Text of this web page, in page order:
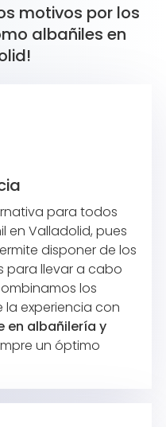
motivos por los
albañiles en
para todos
en Valladolid, pues
disponer de los
para llevar a cabo
los
experiencia con
en albañilería y
un óptimo